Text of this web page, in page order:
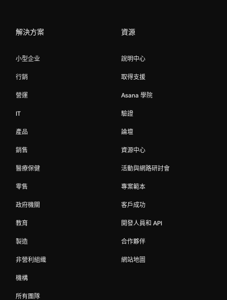
解決方案
小型企业
行銷
營運
IT
產品
銷售
醫療保健
零售
政府機關
教育
製造
非營利組織
機構
所有團隊
資源
說明中心
取得支援
Asana 學院
驗證
論壇
資源中心
活動與網路研討會
專案範本
客戶成功
開發人員和 API
合作夥伴
網站地圖